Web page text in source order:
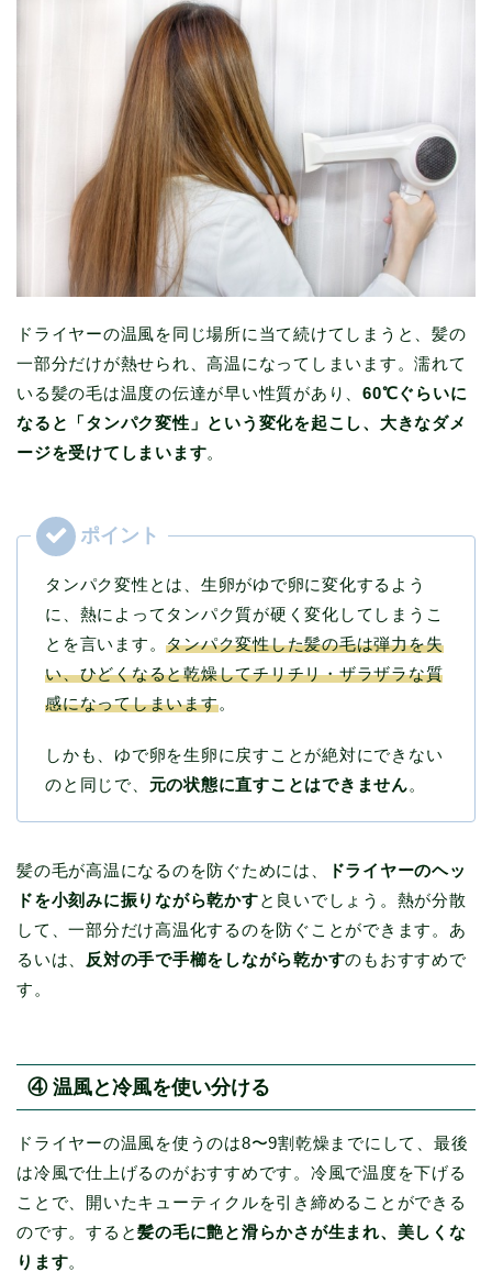
ドライヤーの温風を同じ場所に当て続けてしまうと、髪の
一部分だけが熱せられ、高温になってしまいます。濡れて
いる髪の毛は温度の伝達が早い性質があり、60℃ぐらいに
なると「タンパク変性」という変化を起こし、大きなダメ
ージを受けてしまいます。
タンパク変性とは、生卵がゆで卵に変化するよう
に、熱によってタンパク質が硬く変化してしまうこ
とを言います。タンパク変性した髪の毛は弾力を失
い、ひどくなると乾燥してチリチリ・ザラザラな質
感になってしまいます。
しかも、ゆで卵を生卵に戻すことが絶対にできない
のと同じで、 元の状態に直すことはできません。
髪の毛が高温になるのを防ぐためには、
ドライヤーのヘッ
ドを小刻みに振りながら乾かすと良いでしょう。熱が分散
して、一部分だけ高温化するのを防ぐことができます。あ
るいは、
反対の手で手櫛をしながら乾かすのもおすすめで
す。
④ 温風と冷風を使い分ける
ドライヤーの温風を使うのは8〜9割乾燥までにして、最後
は冷風で仕上げるのがおすすめです。冷風で温度を下げる
ことで、開いたキューティクルを引き締めることができる
のです。すると髪の毛に艶と滑らかさが生まれ、美しくな
ります。